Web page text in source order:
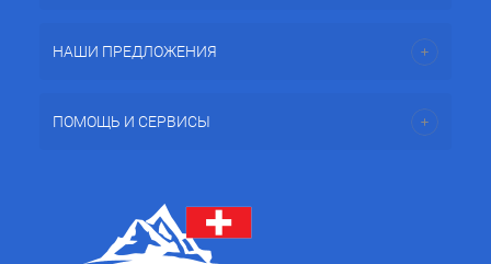
НАШИ ПРЕДЛОЖЕНИЯ
ПОМОЩЬ И СЕРВИСЫ